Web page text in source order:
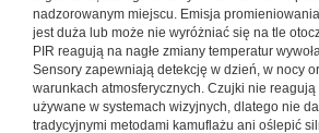
nadzorowanym miejscu. Emisja
jest duża lub może nie wyróżniać się na tle
PIR reagują na nagłe zmiany temperatur
Sensory zapewniają detekcję w dzień, w nocy
warunkach atmosferycznych. Czujki nie reagują
używane w systemach wizyjnych, dlatego nie da
tradycyjnymi metodami kamuflażu ani oślepić